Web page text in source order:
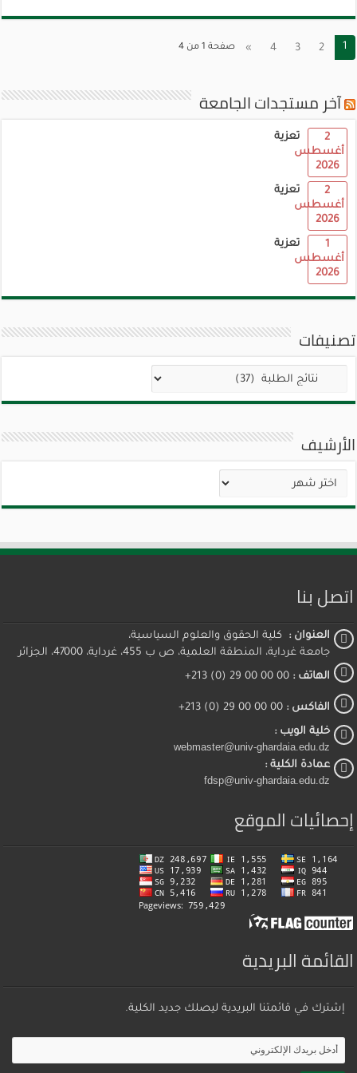
صفحة 1 من 4 1
2
3
4
»
آخر مستجدات الجامعة
تعزية
2
أغسطس
2026
تعزية
2
أغسطس
2026
تعزية
1
أغسطس
2026
تصنيفات
تصنيفات
الأرشيف
الأرشيف
اتصل بنا
العنوان : كلية الحقوق والعلوم السياسية،
جامعة غرداية، المنطقة العلمية، ص ب 455، غرداية، 47000، الجزائر
الهاتف : 00 00 00 29 (0) 213+
الفاكس : 00 00 00 29 (0) 213+
خلية الويب :
webmaster@univ-ghardaia.edu.dz
عمادة الكلية :
fdsp@univ-ghardaia.edu.dz
إحصائيات الموقع
القائمة البريدية
إشترك في قائمتنا البريدية ليصلك جديد الكلية.